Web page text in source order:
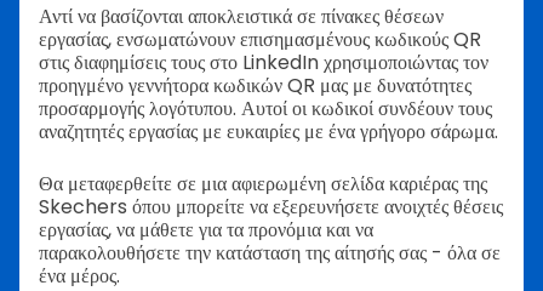
Αντί να βασίζονται αποκλειστικά σε πίνακες θέσεων
εργασίας, ενσωματώνουν επισημασμένους κωδικούς QR
στις διαφημίσεις τους στο LinkedIn χρησιμοποιώντας τον
προηγμένο γεννήτορα κωδικών QR μας με δυνατότητες
προσαρμογής λογότυπου. Αυτοί οι κωδικοί συνδέουν τους
αναζητητές εργασίας με ευκαιρίες με ένα γρήγορο σάρωμα.
Θα μεταφερθείτε σε μια αφιερωμένη σελίδα καριέρας της
Skechers όπου μπορείτε να εξερευνήσετε ανοιχτές θέσεις
εργασίας, να μάθετε για τα προνόμια και να
παρακολουθήσετε την κατάσταση της αίτησής σας - όλα σε
ένα μέρος.